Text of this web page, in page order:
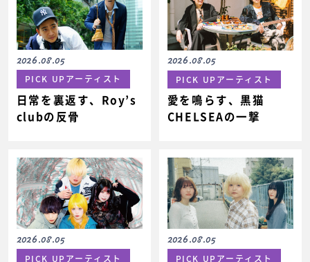
2026.08.05
PICK UPアーティスト
日常を裏返す、Roy’s
clubの反骨
2026.08.05
PICK UPアーティスト
愛を鳴らす、黒猫
CHELSEAの一撃
2026.08.05
PICK UPアーティスト
2026.08.05
PICK UPアーティスト